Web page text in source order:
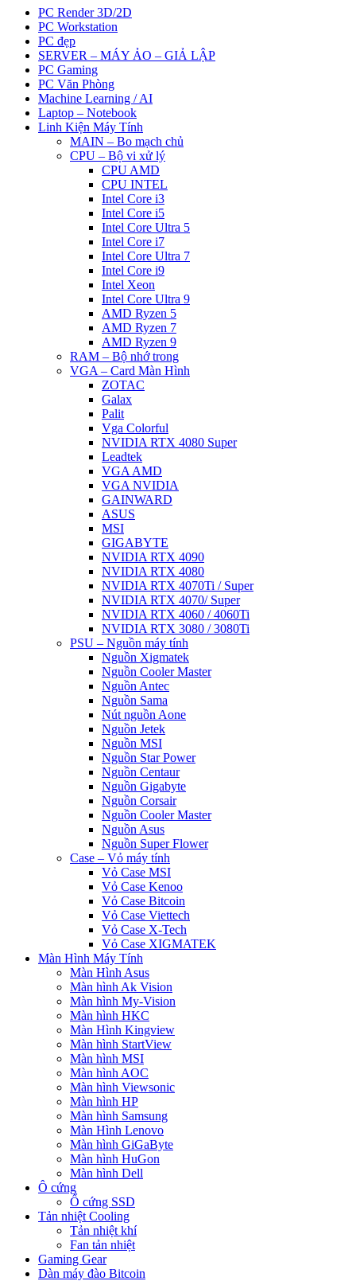
PC Render 3D/2D
PC Workstation
PC đẹp
SERVER – MÁY ẢO – GIẢ LẬP
PC Gaming
PC Văn Phòng
Machine Learning / AI
Laptop – Notebook
Linh Kiện Máy Tính
MAIN – Bo mạch chủ
CPU – Bộ vi xử lý
CPU AMD
CPU INTEL
Intel Core i3
Intel Core i5
Intel Core Ultra 5
Intel Core i7
Intel Core Ultra 7
Intel Core i9
Intel Xeon
Intel Core Ultra 9
AMD Ryzen 5
AMD Ryzen 7
AMD Ryzen 9
RAM – Bộ nhớ trong
VGA – Card Màn Hình
ZOTAC
Galax
Palit
Vga Colorful
NVIDIA RTX 4080 Super
Leadtek
VGA AMD
VGA NVIDIA
GAINWARD
ASUS
MSI
GIGABYTE
NVIDIA RTX 4090
NVIDIA RTX 4080
NVIDIA RTX 4070Ti / Super
NVIDIA RTX 4070/ Super
NVIDIA RTX 4060 / 4060Ti
NVIDIA RTX 3080 / 3080Ti
PSU – Nguồn máy tính
Nguồn Xigmatek
Nguồn Cooler Master
Nguồn Antec
Nguồn Sama
Nút nguồn Aone
Nguồn Jetek
Nguồn MSI
Nguồn Star Power
Nguồn Centaur
Nguồn Gigabyte
Nguồn Corsair
Nguồn Cooler Master
Nguồn Asus
Nguồn Super Flower
Case – Vỏ máy tính
Vỏ Case MSI
Vỏ Case Kenoo
Vỏ Case Bitcoin
Vỏ Case Viettech
Vỏ Case X-Tech
Vỏ Case XIGMATEK
Màn Hình Máy Tính
Màn Hình Asus
Màn hình Ak Vision
Màn hình My-Vision
Màn hình HKC
Màn Hình Kingview
Màn hình StartView
Màn hình MSI
Màn hình AOC
Màn hình Viewsonic
Màn hình HP
Màn hình Samsung
Màn Hình Lenovo
Màn hình GiGaByte
Màn hình HuGon
Màn hình Dell
Ô cứng
Ổ cứng SSD
Tản nhiệt Cooling
Tản nhiệt khí
Fan tản nhiệt
Gaming Gear
Dàn máy đào Bitcoin